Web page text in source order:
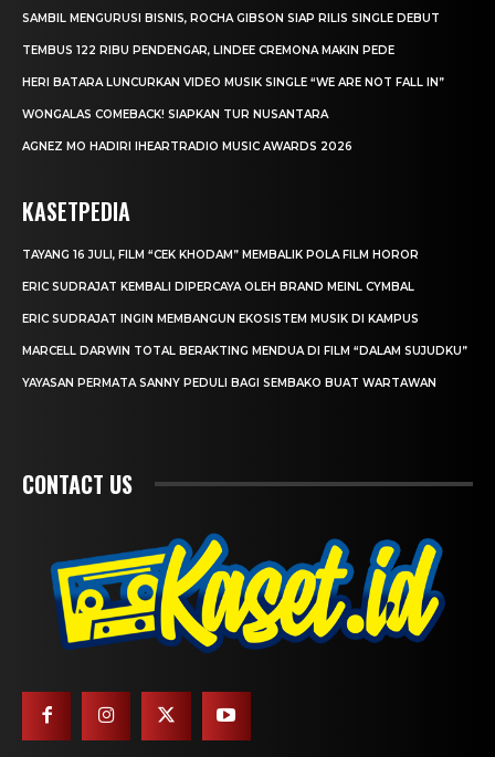
SAMBIL MENGURUSI BISNIS, ROCHA GIBSON SIAP RILIS SINGLE DEBUT
TEMBUS 122 RIBU PENDENGAR, LINDEE CREMONA MAKIN PEDE
HERI BATARA LUNCURKAN VIDEO MUSIK SINGLE “WE ARE NOT FALL IN”
WONGALAS COMEBACK! SIAPKAN TUR NUSANTARA
AGNEZ MO HADIRI IHEARTRADIO MUSIC AWARDS 2026
KASETPEDIA
TAYANG 16 JULI, FILM “CEK KHODAM” MEMBALIK POLA FILM HOROR
ERIC SUDRAJAT KEMBALI DIPERCAYA OLEH BRAND MEINL CYMBAL
ERIC SUDRAJAT INGIN MEMBANGUN EKOSISTEM MUSIK DI KAMPUS
MARCELL DARWIN TOTAL BERAKTING MENDUA DI FILM “DALAM SUJUDKU”
YAYASAN PERMATA SANNY PEDULI BAGI SEMBAKO BUAT WARTAWAN
CONTACT US